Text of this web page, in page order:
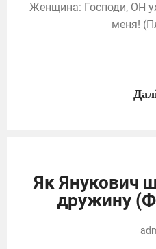
Женщина: Господи, ОН
меня!
Як Янукович
дружину